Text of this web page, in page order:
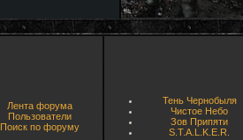
Лента форума
Пользователи
Поиск по форуму
Тень Чернобыля
Чистое Небо
Зов Припяти
S.T.A.L.K.E.R.